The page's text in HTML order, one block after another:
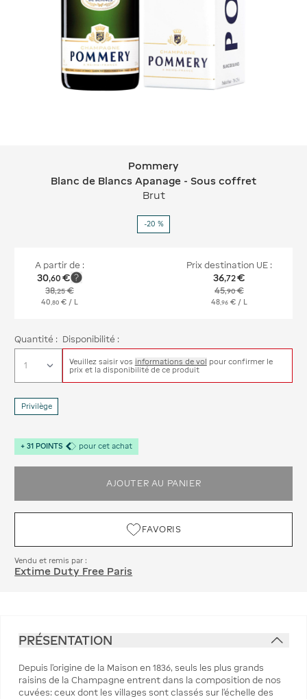
Pommery Blanc de Blancs
Pommery
Blanc de Blancs Apanage - Sous coffret
Brut
-20 %
A partir de :
30,60 €
38,25€
40 80 € / L
Prix destination UE :
36,72€
45,90€
48 ,96 € / L
Quantité : Disponibilité :
Veuillez saisir vos informations de vol pour confirmer le
prix et la disponibilité de ce produit
Privilège
+ 31 POINTS pour cet achat
AJOUTER AU PANIER
FAVORIS
Vendu et remis par :
Extime Duty Free Paris
PRÉSENTATION
Depuis l’origine de la Maison en 1836, seuls les plus grands
raisins de la Champagne entrent dans la composition de nos
cuvées: ceux dont les villages sont classés sur l’échelle des